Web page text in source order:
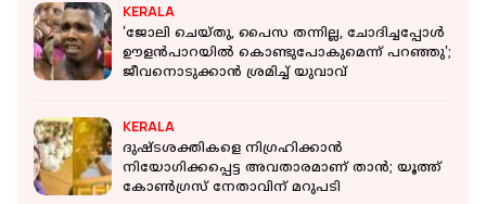
KERALA
'ജോലി ചെയ്തു, പൈസ തന്നില്ല, ചോദിച്ചപ്പോൾ
ഊളൻപാറയിൽ കൊണ്ടുപോകുമെന്ന് പറഞ്ഞു';
ജീവനൊടുക്കാൻ ശ്രമിച്ച് യുവാവ്
KERALA
ദുഷ്ടശക്തികളെ നിഗ്രഹിക്കാന്‍
നിയോഗിക്കപ്പെട്ട അവതാരമാണ് താന്‍; യൂത്ത്
കോണ്‍ഗ്രസ് നേതാവിന് മറുപടി